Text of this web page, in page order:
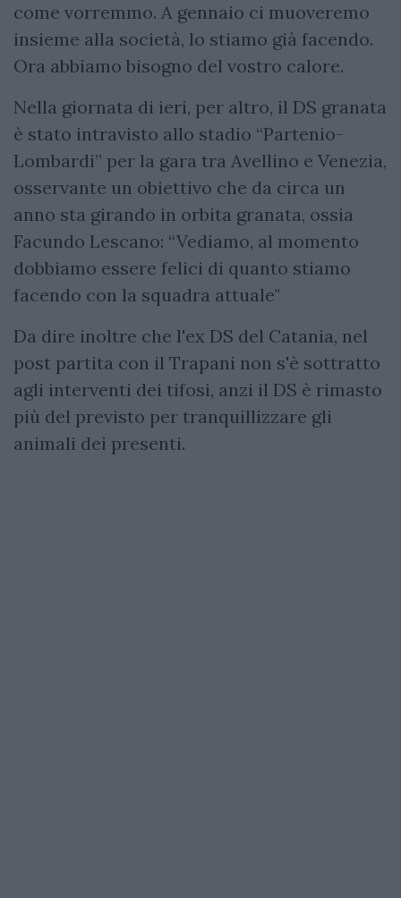
come vorremmo. A gennaio ci muoveremo
insieme alla società, lo stiamo già facendo.
Ora abbiamo bisogno del vostro calore.
Nella giornata di ieri, per altro, il DS granata
è stato intravisto allo stadio “Partenio-
Lombardi” per la gara tra Avellino e Venezia,
osservante un obiettivo che da circa un
anno sta girando in orbita granata, ossia
Facundo Lescano: “Vediamo, al momento
dobbiamo essere felici di quanto stiamo
facendo con la squadra attuale"
Da dire inoltre che l'ex DS del Catania, nel
post partita con il Trapani non s'è sottratto
agli interventi dei tifosi, anzi il DS è rimasto
più del previsto per tranquillizzare gli
animali dei presenti.